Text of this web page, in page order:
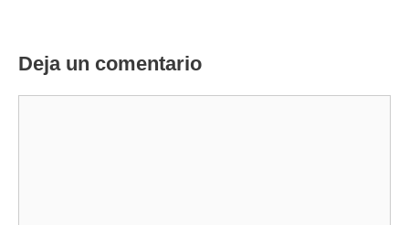
Deja un comentario